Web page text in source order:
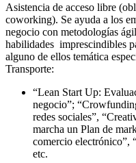
Asistencia de acceso libre
coworking). Se ayuda a los
negocio con metodologías
habilidades imprescindibles
alguno de ellos temática
Transporte:
“Lean Start Up:
negocio”;
redes sociales”,
marcha un Plan de
comercio electrónico”,
etc.